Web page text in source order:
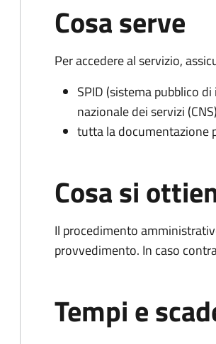
Cosa serve
Per accedere al servizio,
SPID (sistema pubblico
nazionale dei servizi (CNS)
tutta la documentazione
Cosa si
Il procedimento
provvedimento. In caso
Tempi e